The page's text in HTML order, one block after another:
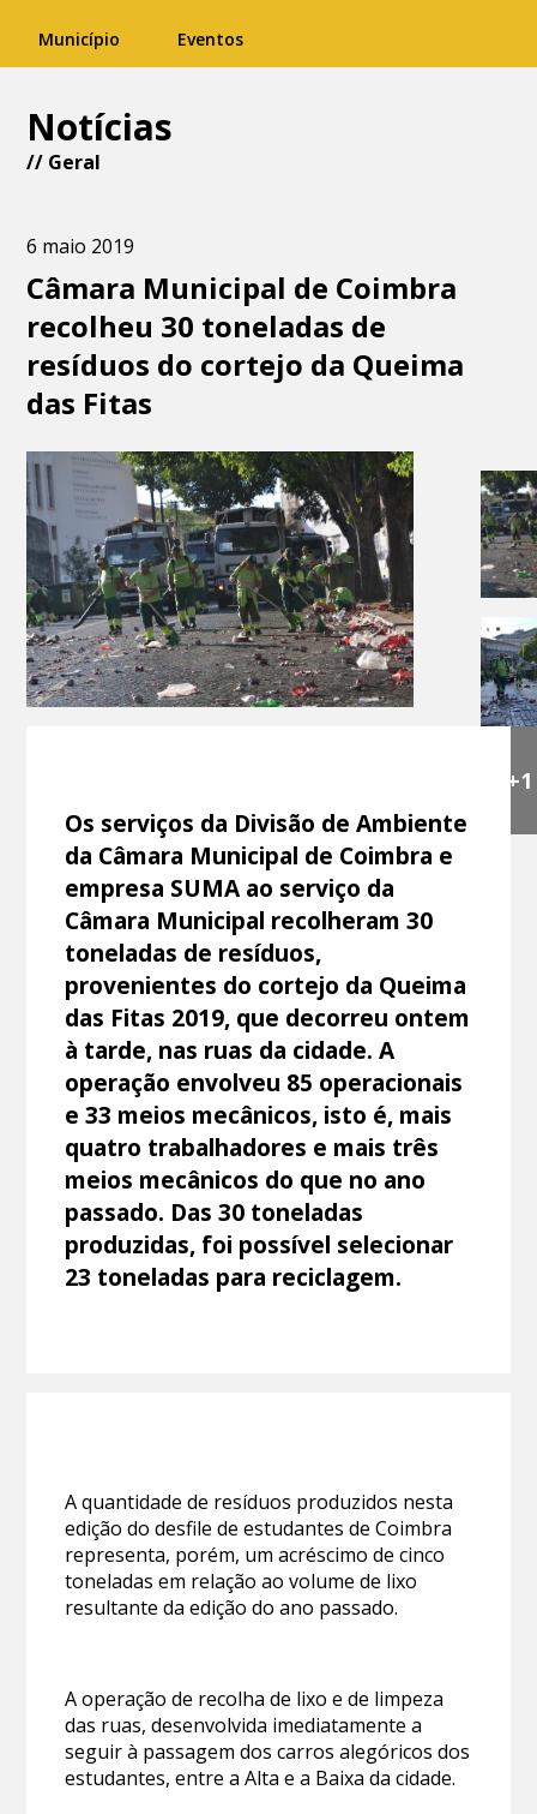
Município Eventos
Notícias
// Geral
6 maio 2019
Câmara Municipal de Coimbra
recolheu 30 toneladas de
resíduos do cortejo da Queima
das Fitas
+1
Os serviços da Divisão de Ambiente
da Câmara Municipal de Coimbra e
empresa SUMA ao serviço da
Câmara Municipal recolheram 30
toneladas de resíduos,
provenientes do cortejo da Queima
das Fitas 2019, que decorreu ontem
à tarde, nas ruas da cidade. A
operação envolveu 85 operacionais
e 33 meios mecânicos, isto é, mais
quatro trabalhadores e mais três
meios mecânicos do que no ano
passado. Das 30 toneladas
produzidas, foi possível selecionar
23 toneladas para reciclagem.
A quantidade de resíduos produzidos nesta
edição do desfile de estudantes de Coimbra
representa, porém, um acréscimo de cinco
toneladas em relação ao volume de lixo
resultante da edição do ano passado.
A operação de recolha de lixo e de limpeza
das ruas, desenvolvida imediatamente a
seguir à passagem dos carros alegóricos dos
estudantes, entre a Alta e a Baixa da cidade.